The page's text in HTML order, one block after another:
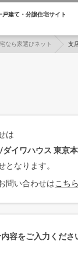
戸建て・分譲住宅サイト
なら家選びネット 支
は
ダイワハウス 東京
となります。
問い合わせはこち
容をご入力くださ